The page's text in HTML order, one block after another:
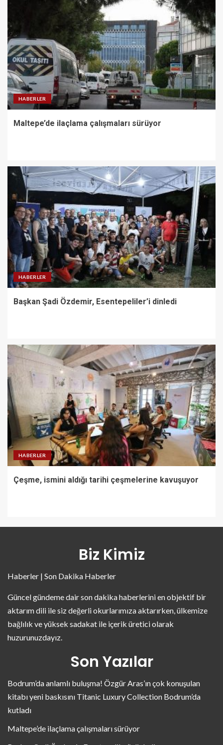
HABERLER
Maltepe’de ilaçlama çalışmaları sürüyor
HABERLER
Başkan Şadi Özdemir, Esentepeliler’i dinledi
HABERLER
Çeşme, ismini aldığı tarihi çeşmelerine kavuşuyor
Biz Kimiz
Haberler | Son Dakika Haberler
Güncel gündeme dair son dakika haberlerini en objektif bir
aktarım dili ile siz değerli okurlarımıza aktarırken, ülkemize
bağlılık ve yüksek sadakat ile içerik üretici olarak
huzurunuzdayız.
Son Yazılar
Bodrum’da anlamlı buluşma! Özgür Aras’ın çok konuşulan
kitabı yeni baskısını Titanic Luxury Collection Bodrum’da
kutladı
Maltepe’de ilaçlama çalışmaları sürüyor